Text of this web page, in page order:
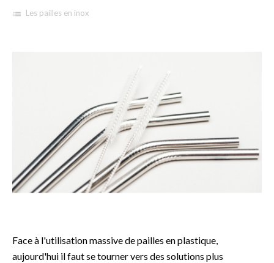
list Les pailles en inox
Face à l'utilisation massive de pailles en plastique,
aujourd'hui il faut se tourner vers des solutions plus